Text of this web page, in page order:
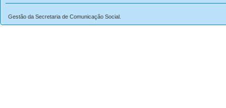
Gestão da Secretaria de Comunicação Social.